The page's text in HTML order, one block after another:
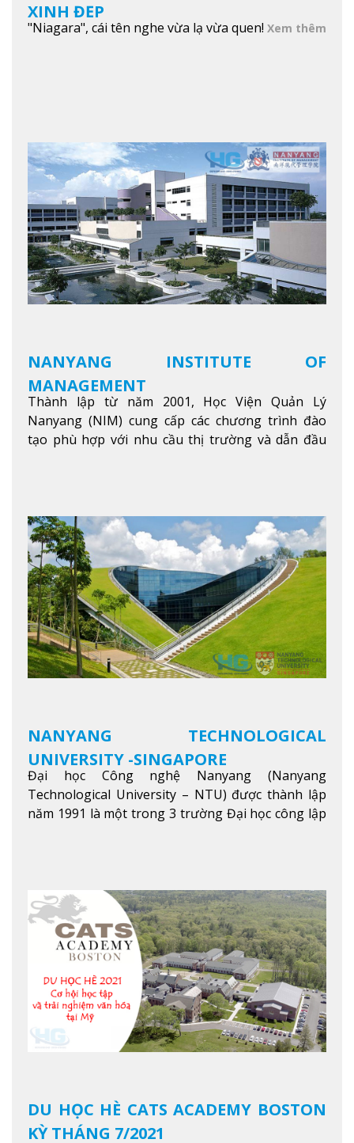
XINH ĐẸP
"Niagara", cái tên nghe vừa lạ vừa quen! Xem thêm
NANYANG INSTITUTE OF
MANAGEMENT
Thành lập từ năm 2001, Học Viện Quản Lý
Nanyang (NIM) cung cấp các chương trình đào
tạo phù hợp với nhu cầu thị trường và dẫn đầu
học tập và nghiên cứu chất lượng nhằm nâng cao
kỹ năng, kiến thức và năng lực của sinh viên và các
đối tác của trườngXem thêm
NANYANG TECHNOLOGICAL
UNIVERSITY -SINGAPORE
Đại học Công nghệ Nanyang (Nanyang
Technological University – NTU) được thành lập
năm 1991 là một trong 3 trường Đại học công lập
Khoa học máy tính…Trường cũng được bình chọn
là một trong những ngôi trường đáng học nhất
trong khu vực các nước ASEAN và Châu Á.Xem
thêm
DU HỌC HÈ CATS ACADEMY BOSTON
KỲ THÁNG 7/2021